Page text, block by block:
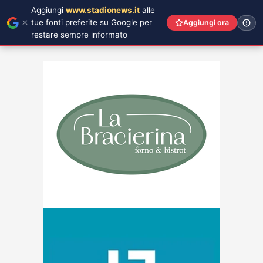
Aggiungi www.stadionews.it alle
tue fonti preferite su Google per
restare sempre informato
Aggiungi ora